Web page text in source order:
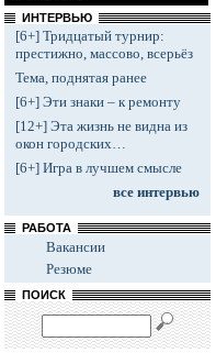
ИНТЕРВЬЮ
[6+] Тридцатый турнир:
престижно, массово, всерьёз
Тема, поднятая ранее
[6+] Эти знаки – к ремонту
[12+] Эта жизнь не видна из
окон городских…
[6+] Игра в лучшем смысле
все интервью
РАБОТА
Вакансии
Резюме
ПОИСК